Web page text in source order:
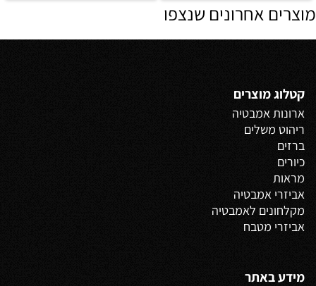
מוצרים אחרונים שנצפו
קטלוג מוצרים
ארונות אמבטיה
ריהוט משלים
ברזים
כיורים
מראות
אביזרי אמבטיה
מקלחונים לאמבטיה
אביזרי מטבח
מידע באתר